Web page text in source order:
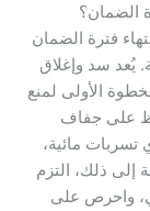
الضمان؟
فترة الضمان
يُعد سد وإغلاق
الأولى لمنع
على جفاف
تسربات مائية،
إلى ذلك، التزم
واحرص على